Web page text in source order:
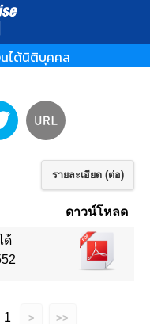
นได้นิติบุคคล
รายละเอียด (ต่อ)
ดาวน์โหลด
ด้
1 > >>